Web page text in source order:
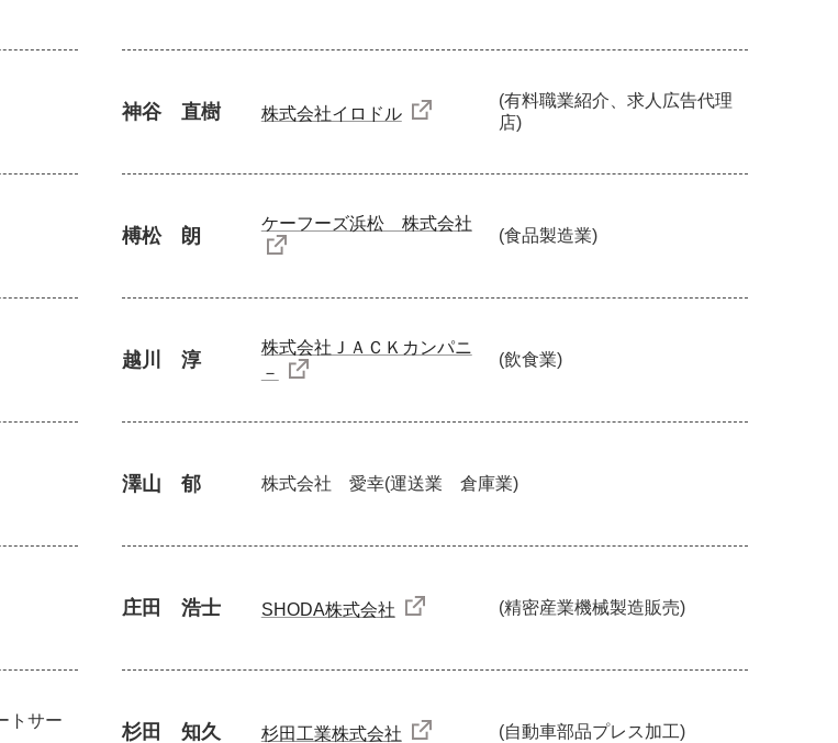
神谷 直樹 株式会社イロドル
(有料職業紹介、求人広告代理
店)
榑松 朗
ケーフーズ浜松 株式会社
(食品製造業)
越川 淳
株式会社ＪＡＣＫカンパニ
－
(飲食業)
澤山 郁 株式会社 愛幸(運送業 倉庫業)
庄田 浩士 SHODA株式会社 (精密産業機械製造販売)
トサー
杉田 知久 杉田工業株式会社 (自動車部品プレス加工)